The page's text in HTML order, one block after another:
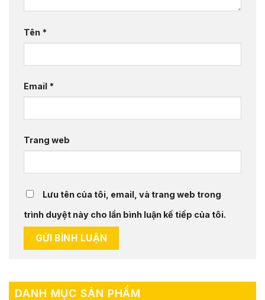
Tên *
Email *
Trang web
Lưu tên của tôi, email, và trang web trong
trình duyệt này cho lần bình luận kế tiếp của tôi.
DANH MỤC SẢN PHẨM